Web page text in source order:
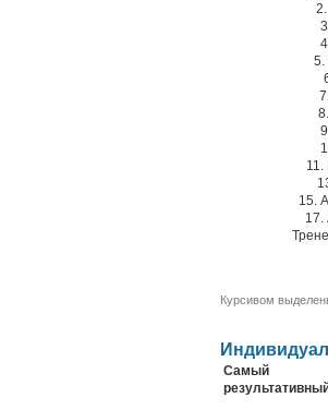
5.
11.
15.
17.
Курсивом
Самый